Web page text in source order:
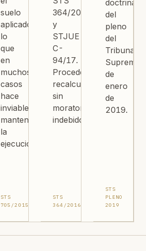
suelo
aplicado,
lo
que
en
muchos
casos
hace
inviable
mantener
la
ejecución.
STS
705/2015
364/2016
y
STJUE
C-
94/17.
Procede
recalcular
sin
moratorios
indebidos.
STS
364/2016
doctrina
del
pleno
del
Tribunal
Supremo
de
enero
de
2019.
STS
PLENO
2019